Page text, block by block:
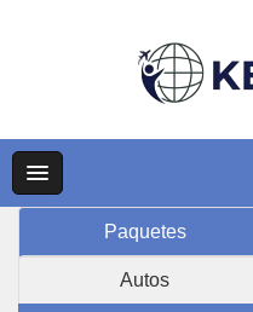
Paquetes
Autos